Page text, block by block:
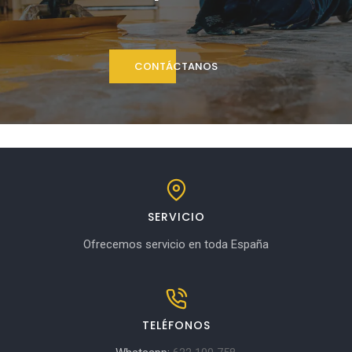
CONTÁCTANOS
SERVICIO
Ofrecemos servicio en toda España
TELÉFONOS